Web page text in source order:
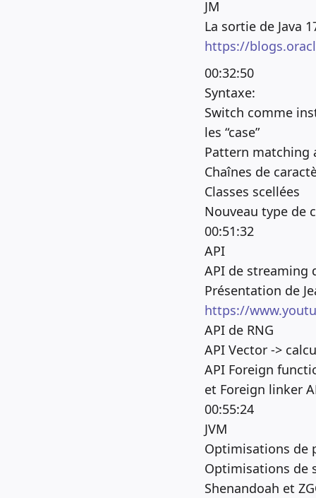
JM
La sortie de Java
https://
00:32:50
Syntaxe:
Switch comme
les “case”
Pattern matching
Chaînes de
Classes scellées
Nouveau type de
00:51:32
API
API de streaming
Présentation de
https://
API de RNG
API Vector ->
API Foreign
et Foreign linker
00:55:24
JVM
Optimisations de
Optimisations de
Shenandoah et